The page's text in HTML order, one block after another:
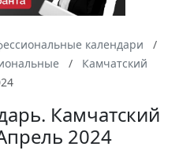
календари
Камчатский
Камчатский
2024